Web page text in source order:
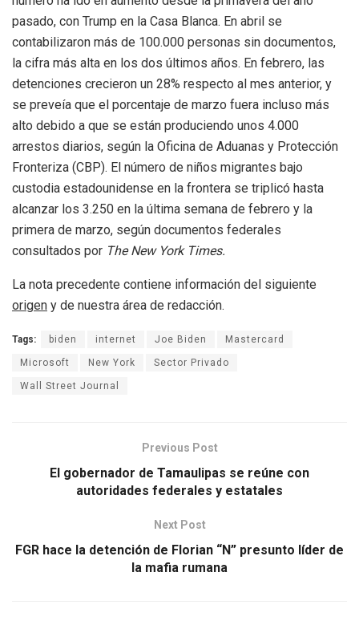
pasado, con Trump en la Casa Blanca. En abril se
contabilizaron más de 100.000 personas sin documentos,
la cifra más alta en los dos últimos años. En febrero, las
detenciones crecieron un 28% respecto al mes anterior, y
se preveía que el porcentaje de marzo fuera incluso más
alto debido a que se están produciendo unos 4.000
arrestos diarios, según la Oficina de Aduanas y Protección
Fronteriza (CBP). El número de niños migrantes bajo
custodia estadounidense en la frontera se triplicó hasta
alcanzar los 3.250 en la última semana de febrero y la
primera de marzo, según documentos federales
consultados por The New York Times.
La nota precedente contiene información del siguiente
origen y de nuestra área de redacción.
Tags: biden internet Joe Biden Mastercard
Microsoft New York Sector Privado
Wall Street Journal
Previous Post
El gobernador de Tamaulipas se reúne con
autoridades federales y estatales
Next Post
FGR hace la detención de Florian “N” presunto líder de
la mafia rumana